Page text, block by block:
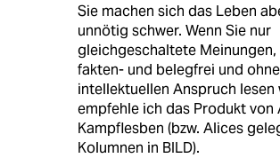
Sie machen sich das Leben
unnötig schwer. Wenn Sie nur
gleichgeschaltete
fakten- und belegfrei und
intellektuellen Anspruch lesen
empfehle ich das Produkt von
Kampflesben (bzw. Alices
Kolumnen in BILD).